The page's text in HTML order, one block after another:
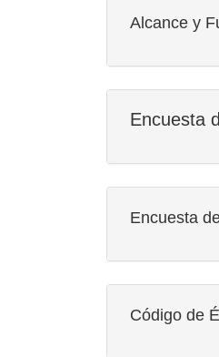
Alcance y
Encuesta
Encuesta
Código de